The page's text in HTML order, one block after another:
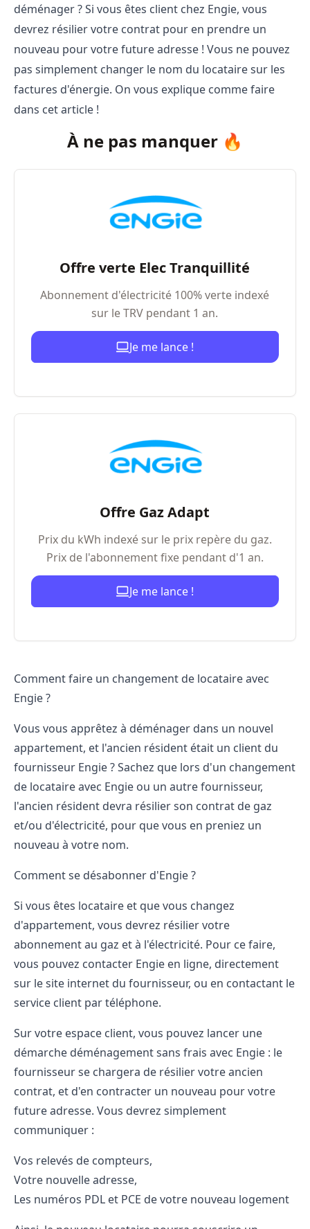
déménager ? Si vous êtes client chez Engie, vous
devrez résilier votre contrat pour en prendre un
nouveau pour votre future adresse ! Vous ne pouvez
pas simplement changer le nom du locataire sur les
factures d'énergie. On vous explique comme faire
dans cet article !
À ne pas manquer 🔥
Offre verte Elec Tranquillité
Abonnement d'électricité 100% verte indexé
sur le TRV pendant 1 an.
Je me lance !
Offre Gaz Adapt
Prix du kWh indexé sur le prix repère du gaz.
Prix de l'abonnement fixe pendant d'1 an.
Je me lance !
Comment faire un changement de locataire avec
Engie ?
Vous vous apprêtez à déménager dans un nouvel
appartement, et l'ancien résident était un client du
fournisseur Engie? Sachez que lors d'un changement
de locataire avec Engie ou un autre fournisseur,
l'ancien résident devra résilier son contrat de gaz
et/ou d'électricité, pour que vous en preniez un
nouveau à votre nom.
Comment se désabonner d'Engie ?
Si vous êtes locataire et que vous changez
d'appartement, vous devrez résilier votre
abonnement au gaz et à l'électricité. Pour ce faire,
vous pouvez contacter Engie en ligne, directement
sur le site internet du fournisseur, ou en contactant le
service client par téléphone.
Sur votre espace client, vous pouvez lancer une
démarche déménagement sans frais avec Engie : le
fournisseur se chargera de résilier votre ancien
contrat, et d'en contracter un nouveau pour votre
future adresse. Vous devrez simplement
communiquer :
Vos relevés de compteurs,
Votre nouvelle adresse,
Les numéros PDL et PCE de votre nouveau logement